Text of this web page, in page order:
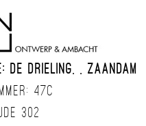
De Drieling, , Zaandam
47C
302